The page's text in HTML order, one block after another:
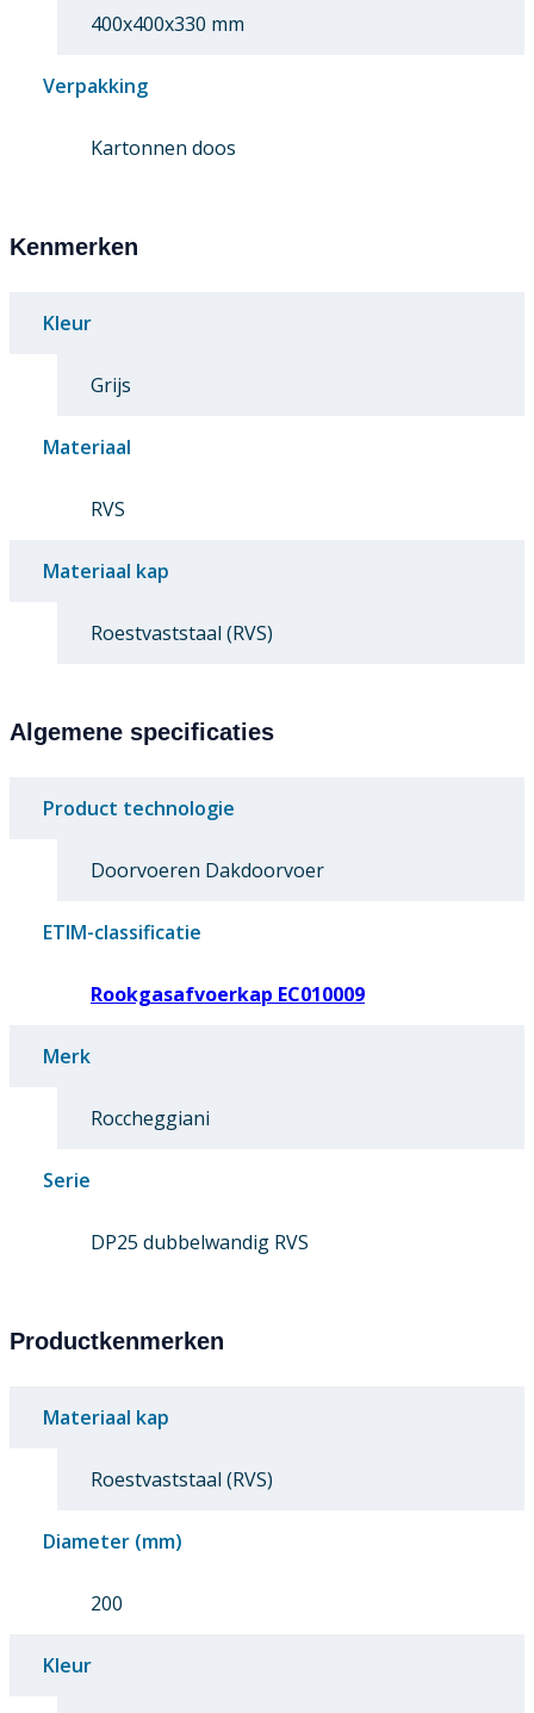
400x400x330 mm
Verpakking
Kartonnen doos
Kenmerken
Kleur
Grijs
Materiaal
RVS
Materiaal kap
Roestvaststaal (RVS)
Algemene specificaties
Product technologie
Doorvoeren Dakdoorvoer
ETIM-classificatie
Rookgasafvoerkap EC010009
Merk
Roccheggiani
Serie
DP25 dubbelwandig RVS
Productkenmerken
Materiaal kap
Roestvaststaal (RVS)
Diameter (mm)
200
Kleur